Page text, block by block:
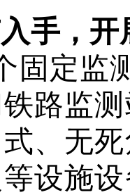
手，
固定监
路监
、无
设施